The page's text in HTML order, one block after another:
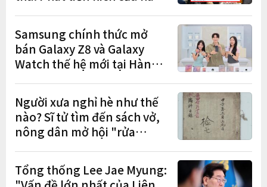
Samsung chính thức mở
bán Galaxy Z8 và Galaxy
Watch thế hệ mới tại Hàn
đơn đặt trước
Người xưa nghỉ hè như thế
nào? Sĩ tử tìm đến sách vở,
nông dân mở hội "rửa
Tổng thống Lee Jae Myung: